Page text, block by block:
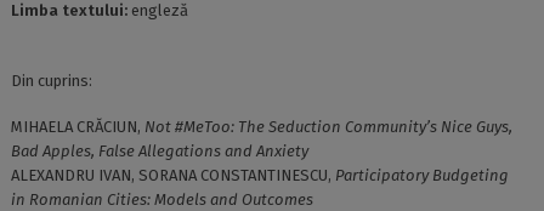
Limba textului: engleză
Din cuprins:
MIHAELA CRĂCIUN, Not #MeToo: The Seduction Community’s Nice Guys,
Bad Apples, False Allegations and Anxiety
ALEXANDRU IVAN, SORANA CONSTANTINESCU, Participatory Budgeting
in Romanian Cities: Models and Outcomes